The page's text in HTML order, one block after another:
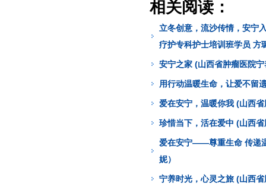
相关阅读：
立冬创意，流沙传情，安宁
疗护专科护士培训班学员 方
安宁之家 (山西省肿瘤医院
用行动温暖生命，让爱不留
爱在安宁，温暖你我 (山西
珍惜当下，活在爱中 (山西
爱在安宁——尊重生命 传递
妮）
宁养时光，心灵之旅 (山西